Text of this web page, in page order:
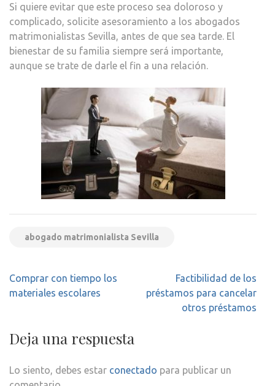
Si quiere evitar que este proceso sea doloroso y
complicado, solicite asesoramiento a los abogados
matrimonialistas Sevilla, antes de que sea tarde. El
bienestar de su familia siempre será importante,
aunque se trate de darle el fin a una relación.
abogado matrimonialista Sevilla
Navegación
de
Comprar con tiempo los
materiales escolares
Factibilidad de los
préstamos para cancelar
otros préstamos
Deja una respuesta
Lo siento, debes estar conectado para publicar un